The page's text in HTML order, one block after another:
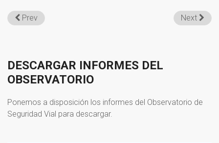
Prev Next
DESCARGAR INFORMES DEL
OBSERVATORIO
Ponemos a disposición los informes del Observatorio de
Seguridad Vial para descargar.